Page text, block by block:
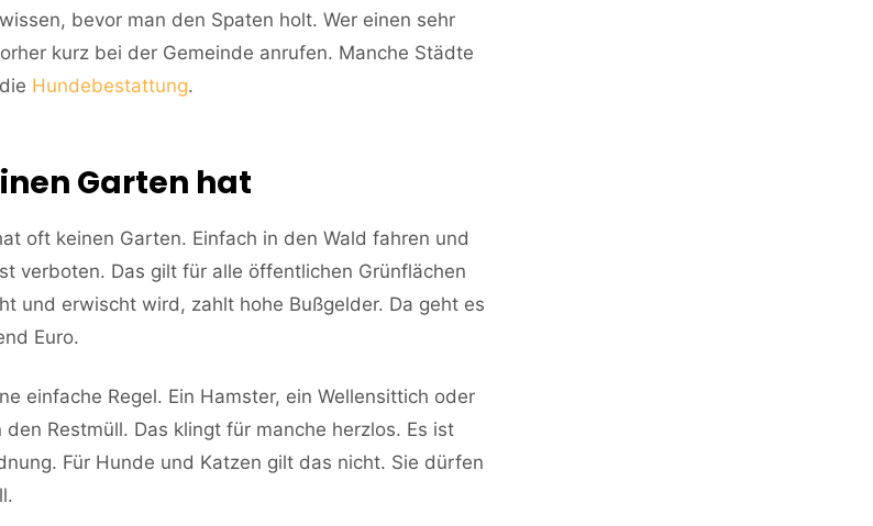
bevor man den Spaten holt. Wer einen sehr
kurz bei der Gemeinde anrufen. Manche Städte
Hundebestattung.
Garten hat
oft keinen Garten. Einfach in den Wald fahren und
verboten. Das gilt für alle öffentlichen Grünflächen
und erwischt wird, zahlt hohe Bußgelder. Da geht es
Euro.
einfache Regel. Ein Hamster, ein Wellensittich oder
Restmüll. Das klingt für manche herzlos. Es ist
Für Hunde und Katzen gilt das nicht. Sie dürfen